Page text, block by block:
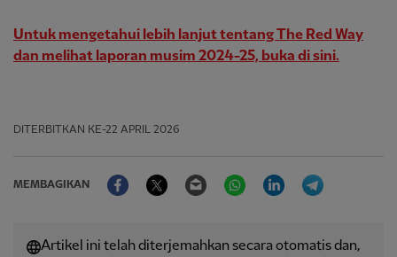
Untuk mengetahui lebih lanjut tentang The Red Way
dan melihat laporan musim 2024-25, buka di sini.
DITERBITKAN KE-22 APRIL 2026
MEMBAGIKAN
FacebookTwitter Email WhatsAppLinkedIn
Artikel ini telah diterjemahkan secara otomatis dan,